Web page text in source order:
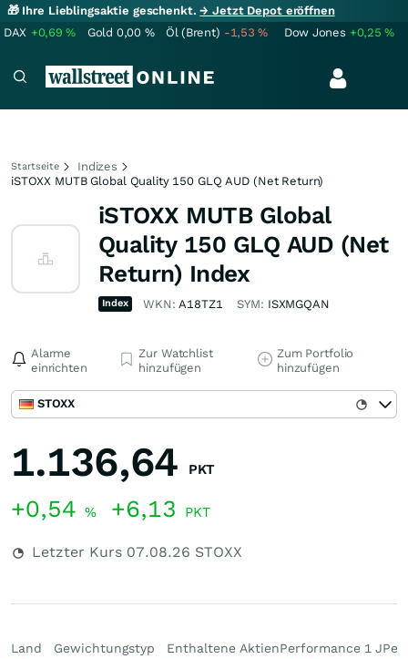
🎁 Ihre Lieblingsaktie geschenkt.→ Jetzt Depot eröffnen
DAX +0,69% Gold 0,00 % Öl (Brent) -1,53% Dow Jones +0,25%
Startseite
Indizes
iSTOXX MUTB Global Quality 150 GLQ AUD (Net Return)
iSTOXX MUTB Global
Quality 150 GLQ AUD (Net
Return) Index
Index WKN:A18TZ1 SYM: ISXMGQAN
Alarme
einrichten
Zur Watchlist
hinzufügen
Zum Portfolio
hinzufügen
STOXX
1.136,64 PKT
+0,54 % +6,13 PKT
Letzter Kurs 07.08.26 STOXX
Land Gewichtungstyp Enthaltene AktienPerformance 1 J